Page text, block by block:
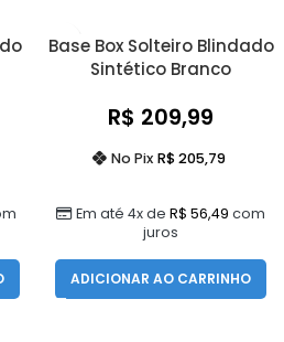
Base Box Solteiro Blindado
Sintético Branco
R$ 209,99
Em até 4x de R$ 56,49 com
juros
No Pix R$205,79
ADICIONAR AO CARRINHO